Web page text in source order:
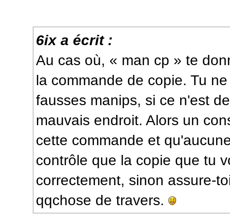
6ix a écrit :
Au cas où, « man cp » te
la commande de copie. Tu
fausses manips, si ce n'est
mauvais endroit. Alors un
cette commande et
contrôle que la copie que tu
correctement, sinon assure-
qqchose de travers.